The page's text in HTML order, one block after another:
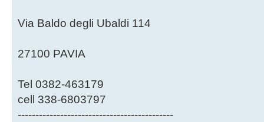
Via Baldo degli Ubaldi 114
27100 PAVIA
Tel 0382-463179
cell 338-6803797
--------------------------------------------